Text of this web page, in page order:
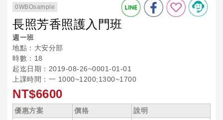
0WBOsample
長照芳香照護入門班
週一班
地點：大安分部
時數：18
起迄日期：2019-08-26~0001-01-01
上課時間：一 1000~1200;1300~1700
NT$6600
優惠方案 價格
說明